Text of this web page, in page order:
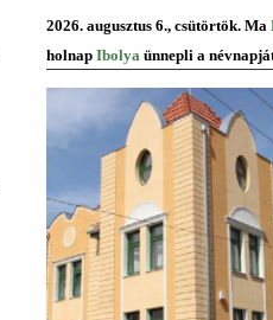
2026. augusztus 6., csütörtök. Ma
holnap Ibolya ünnepli a